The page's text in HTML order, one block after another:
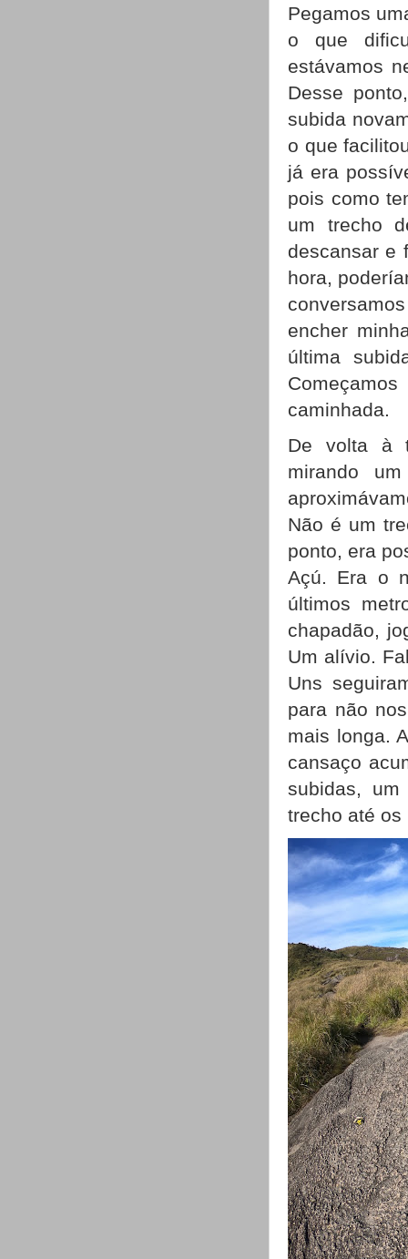
Pegamos
o que
estávamos
Desse
subida
o que
já era
pois como
um trecho
descansar e
hora,
encher
última
caminhada.
De volta à
mirando
Não é um
ponto, era
Açú. Era o
últimos
chapadão,
Um alívio.
Uns
para não
mais longa.
cansaço
subidas,
trecho até os